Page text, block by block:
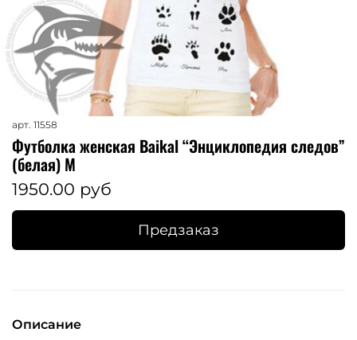
арт. 11558
Футболка женская Baikal “Энциклопедия следов”
(белая) M
1950.00 руб
Предзаказ
Описание